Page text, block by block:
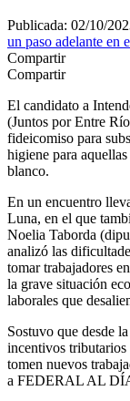
Publicada: 02/10/
un paso adelante en
Compartir
Compartir
El candidato a
(Juntos por Entre
fideicomiso para
higiene para
blanco.
En un encuentro
Luna, en el que
Noelia Taborda
analizó las
tomar trabajadores
la grave situación
laborales que
Sostuvo que desde
incentivos tributarios
tomen nuevos
a FEDERAL AL